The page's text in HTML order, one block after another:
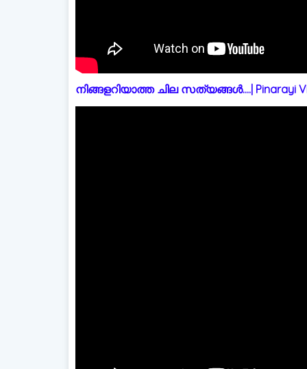
നിങ്ങളറിയാത്ത ചില സത്യങ്ങൾ....| Pinarayi